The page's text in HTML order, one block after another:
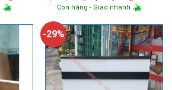
hiện
14,300,000₫.
gốc
là:
hiện
tại
Còn hàng - Giao nhanh
-29%